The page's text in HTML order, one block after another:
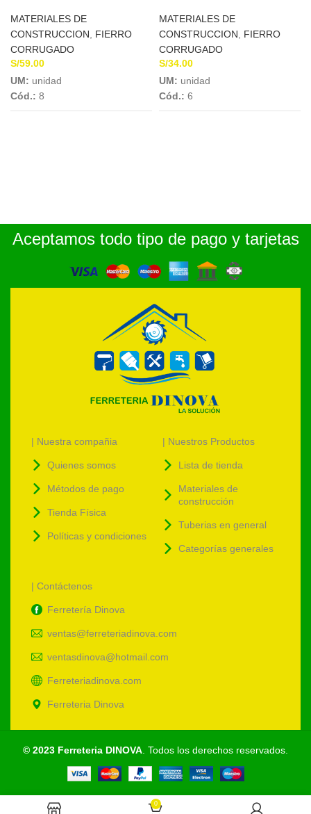
SIDERPERU
MATERIALES DE
CONSTRUCCION
FIERRO
CORRUGADO
S/59.00
UM: unidad
Cód.: 8
SIDERPERU
MATERIALES DE
CONSTRUCCION
FIERRO
CORRUGADO
S/34.00
UM: unidad
Cód.: 6
Aceptamos todo tipo de pago y tarjetas
| Nuestra compañia
Quienes somos
Métodos de pago
Tienda Física
Políticas y condiciones
| Nuestros Productos
Lista de tienda
Materiales de
construcción
Tuberias en general
Categorías generales
| Contáctenos
Ferretería Dinova
ventas@ferreteriadinova.com
ventasdinova@hotmail.com
Ferreteriadinova.com
Ferreteria Dinova
© 2023 Ferreteria DINOVA. Todos los derechos reservados.
0